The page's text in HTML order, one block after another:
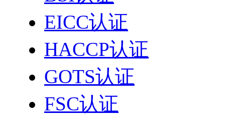
EICC认证
HACCP认证
GOTS认证
FSC认证